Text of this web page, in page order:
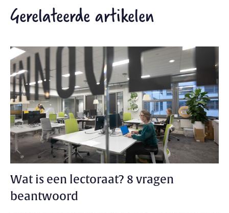
Gerelateerde artikelen
Wat is een lectoraat? 8 vragen
beantwoord